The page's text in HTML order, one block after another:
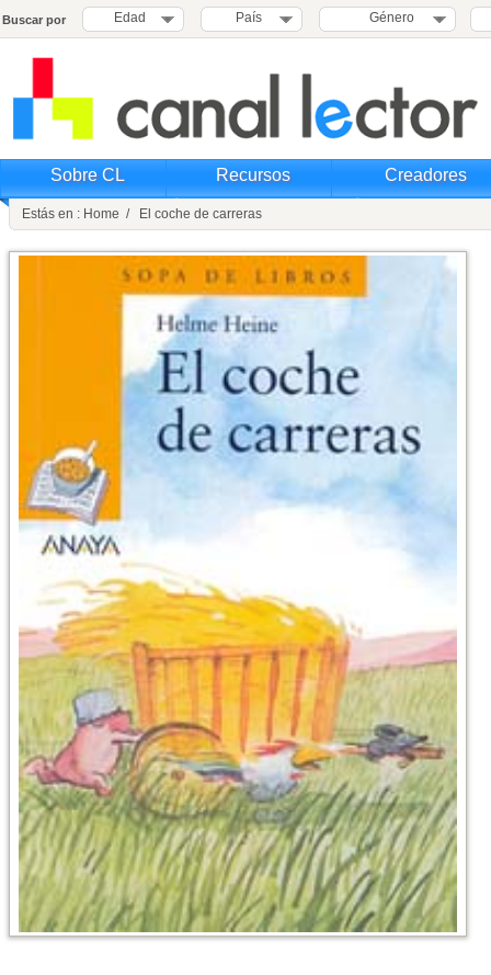
Buscar por Edad País Género
Sobre CL Recursos Creadores
Estás en : Home / El coche de carreras